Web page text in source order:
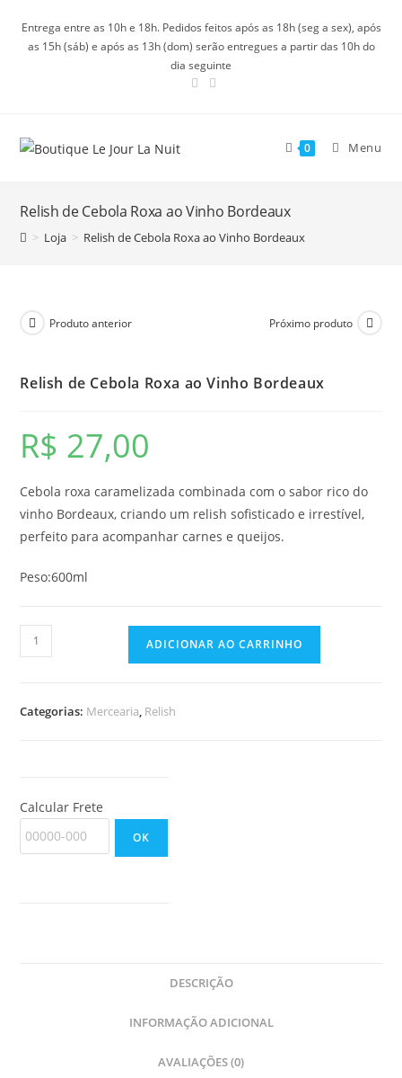
paraEntrega entre as 10h e 18h. Pedidos feitos após as 18h (seg a sex), após
as 15h (sáb) e após as 13h (dom) serão entregues a partir das 10h do
dia seguinte
0 Menu
Relish de Cebola Roxa ao Vinho Bordeaux
> Loja > Relish de Cebola Roxa ao Vinho Bordeaux
Produto anterior Próximo produto
Relish de Cebola Roxa ao Vinho Bordeaux
R$ 27,00
Cebola roxa caramelizada combinada com o sabor rico do
vinho Bordeaux, criando um relish sofisticado e irrestível,
perfeito para acompanhar carnes e queijos.
Peso:600ml
Relish
de
ADICIONAR AO CARRINHO
Categorias: Mercearia, Relish
Calcular Frete
OK
DESCRIÇÃO
INFORMAÇÃO ADICIONAL
AVALIAÇÕES (0)